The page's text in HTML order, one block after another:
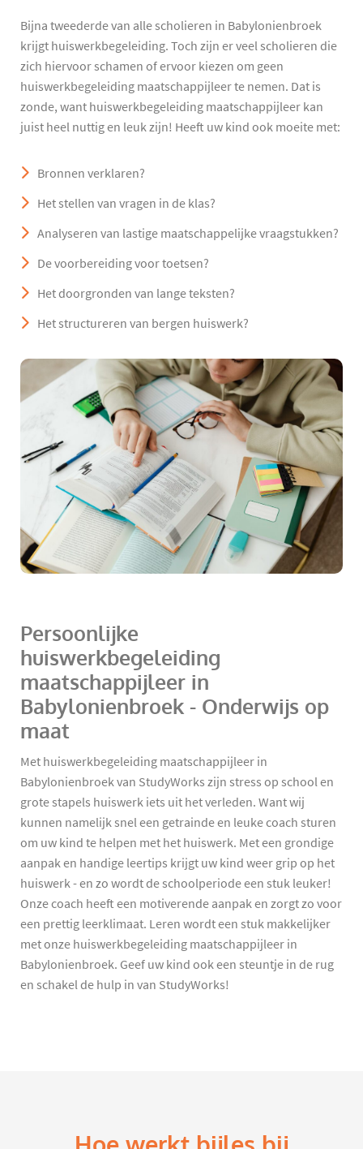
Bijna tweederde van alle scholieren in Babylonienbroek
krijgt huiswerkbegeleiding. Toch zijn er veel scholieren die
zich hiervoor schamen of ervoor kiezen om geen
huiswerkbegeleiding maatschappijleer te nemen. Dat is
zonde, want huiswerkbegeleiding maatschappijleer kan
juist heel nuttig en leuk zijn! Heeft uw kind ook moeite met:
Bronnen verklaren?
Het stellen van vragen in de klas?
Analyseren van lastige maatschappelijke vraagstukken?
De voorbereiding voor toetsen?
Het doorgronden van lange teksten?
Het structureren van bergen huiswerk?
Persoonlijke
huiswerkbegeleiding
maatschappijleer in
Babylonienbroek - Onderwijs op
maat
Met huiswerkbegeleiding maatschappijleer in
Babylonienbroek van StudyWorks zijn stress op school en
grote stapels huiswerk iets uit het verleden. Want wij
kunnen namelijk snel een getrainde en leuke coach sturen
om uw kind te helpen met het huiswerk. Met een grondige
aanpak en handige leertips krijgt uw kind weer grip op het
huiswerk - en zo wordt de schoolperiode een stuk leuker!
Onze coach heeft een motiverende aanpak en zorgt zo voor
een prettig leerklimaat. Leren wordt een stuk makkelijker
met onze huiswerkbegeleiding maatschappijleer in
Babylonienbroek. Geef uw kind ook een steuntje in de rug
en schakel de hulp in van StudyWorks!